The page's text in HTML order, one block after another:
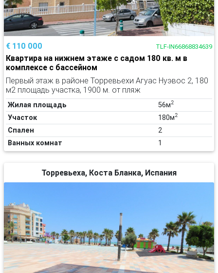
€ 110 000 TLF-IN66868834639
Квартира на нижнем этаже с садом 180 кв. м в
комплексе с бассейном
Первый этаж в районе Торревьехи Агуас Нуэвос 2, 180
м2 площадь участка, 1900 м. от пляж
Жилая площадь 56м2
Участок 180м2
Спален
2
Ванных комнат
1
Торревьеха, Коста Бланка, Испания